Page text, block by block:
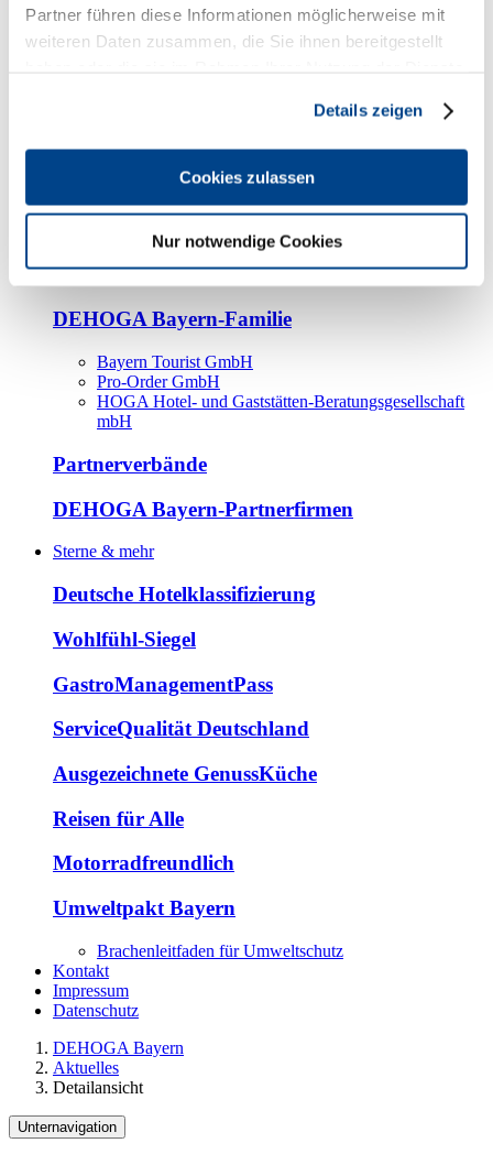
Partner führen diese Informationen möglicherweise mit
weiteren Daten zusammen, die Sie ihnen bereitgestellt
Details zeigen
Cookies zulassen
Nur notwendige Cookies
Kooperationspartner
Tourismusorganisationen
Bayern Tourismus Marketing GmbH
DEHOGA-Familie
Bundesverband
Fachverbände
DEHOGA Bayern-Familie
Bayern Tourist GmbH
Pro-Order GmbH
HOGA Hotel- und Gaststätten-Beratungsgesellschaft
mbH
Partnerverbände
DEHOGA Bayern-Partnerfirmen
Sterne & mehr
Deutsche Hotelklassifizierung
Wohlfühl-Siegel
GastroManagementPass
ServiceQualität Deutschland
Ausgezeichnete GenussKüche
Reisen für Alle
Motorradfreundlich
Umweltpakt Bayern
Brachenleitfaden für Umweltschutz
Kontakt
Impressum
Datenschutz
DEHOGA Bayern
Aktuelles
Detailansicht
Unternavigation